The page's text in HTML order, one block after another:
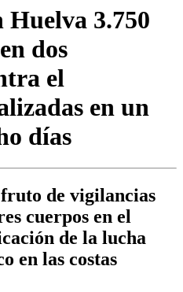
3.750
dos
el
en un
días
de vigilancias
cuerpos en el
de la lucha
en las costas